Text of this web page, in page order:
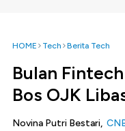
HOME Tech Berita Tech
Bulan
Bos OJK
Novina Putri Bestari,